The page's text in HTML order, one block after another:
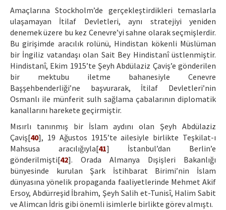
Amaçlarına Stockholm’de gerçekleştirdikleri temaslarla
ulaşamayan İtilaf Devletleri, aynı stratejiyi yeniden
denemek üzere bu kez Cenevre’yi sahne olarak seçmişlerdir.
Bu girişimde aracılık rolünü, Hindistan kökenli Müslüman
bir İngiliz vatandaşı olan Sait Bey Hindistanî üstlenmiştir.
Hindistanî, Ekim 1915’te Şeyh Abdülaziz Çaviş’e gönderilen
bir mektubu iletme bahanesiyle Cenevre
Başşehbenderliği’ne başvurarak, İtilaf Devletleri’nin
Osmanlı ile münferit sulh sağlama çabalarının diplomatik
kanallarını harekete geçirmiştir.
Mısırlı tanınmış bir İslam aydını olan Şeyh Abdülaziz
Çaviş[40], 19 Ağustos 1915’te ailesiyle birlikte Teşkilat-ı
Mahsusa aracılığıyla[41] İstanbul’dan Berlin’e
gönderilmişti[42]. Orada Almanya Dışişleri Bakanlığı
bünyesinde kurulan Şark İstihbarat Birimi’nin İslam
dünyasına yönelik propaganda faaliyetlerinde Mehmet Akif
Ersoy, Abdürreşid İbrahim, Şeyh Salih et-Tunisî, Halim Sabit
ve Alimcan İdris gibi önemli isimlerle birlikte görev almıştı.